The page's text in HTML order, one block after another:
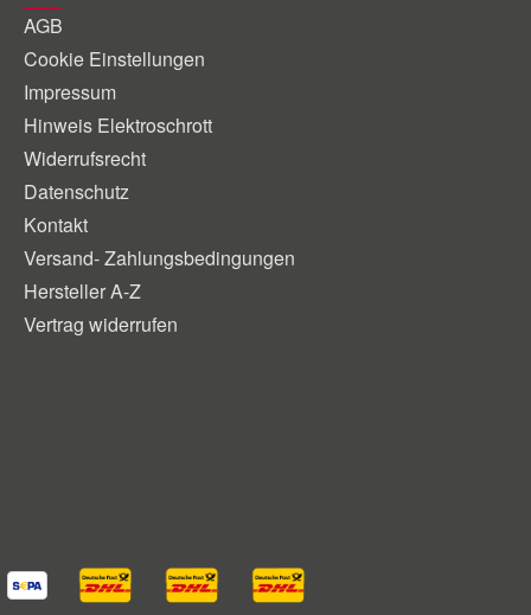
AGB
Cookie Einstellungen
Impressum
Hinweis Elektroschrott
Widerrufsrecht
Datenschutz
Kontakt
Versand- Zahlungsbedingungen
Hersteller A-Z
Vertrag widerrufen